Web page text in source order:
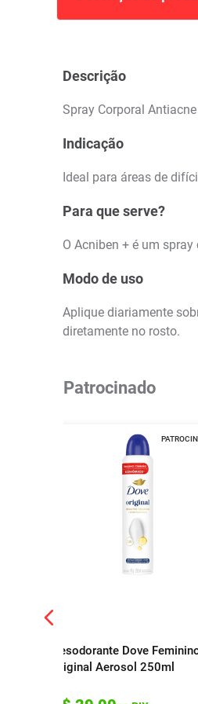
Descrição
Spray Corporal
Indicação
Ideal para áreas de
Para que serve?
O Acniben + é um
Modo de uso
Aplique diariamente
diretamente no rosto.
Patrocinado
Desodorante Dove
Original Aerosol 250ml